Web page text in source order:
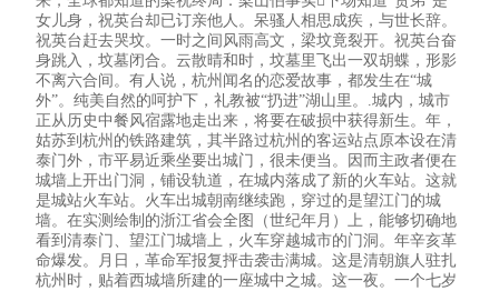
女儿身，祝英台却已订亲他人。呆骚人相思成疾，与世长辞。
祝英台赶去哭坟。一时之间风雨高文，梁坟竟裂开。祝英台奋
身跳入，坟墓闭合。云散晴和时，坟墓里飞出一双胡蝶，形影
不离六合间。有人说，杭州闻名的恋爱故事，都发生在“城
外”。纯美自然的呵护下，礼教被“扔进”湖山里。.城内，城市
正从历史中餐风宿露地走出来，将要在破损中获得新生。年，
姑苏到杭州的铁路建筑，其半路过杭州的客运站点原本设在清
泰门外，市平易近乘坐要出城门，很未便当。因而主政者便在
城墙上开出门洞，铺设轨道，在城内落成了新的火车站。这就
是城站火车站。火车出城朝南继续跑，穿过的是望江门的城
墙。在实测绘制的浙江省会全图（世纪年月）上，能够切确地
看到清泰门、望江门城墙上，火车穿越城市的门洞。年辛亥革
命爆发。月日，革命军报复抨击袭击满城。这是清朝旗人驻扎
杭州时，贴着西城墙所建的一座城中之城。这一夜。一个七岁